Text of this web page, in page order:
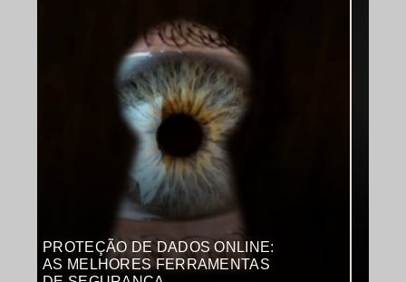
PROTEÇÃO DE DADOS ONLINE:
AS MELHORES FERRAMENTAS